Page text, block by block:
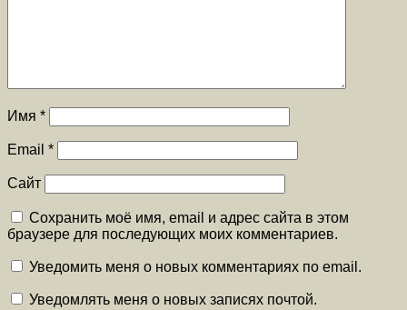
Имя *
Email *
Сайт
Сохранить моё имя, email и адрес сайта в этом
браузере для последующих моих комментариев.
Уведомить меня о новых комментариях по email.
Уведомлять меня о новых записях почтой.